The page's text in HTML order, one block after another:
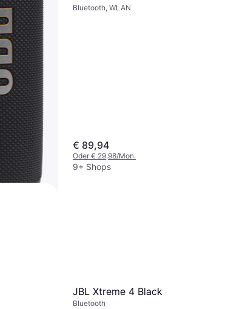
Bluetooth, WLAN
€ 89,94
Oder € 29,98/Mon.
9+ Shops
JBL Xtreme 4 Black
Bluetooth